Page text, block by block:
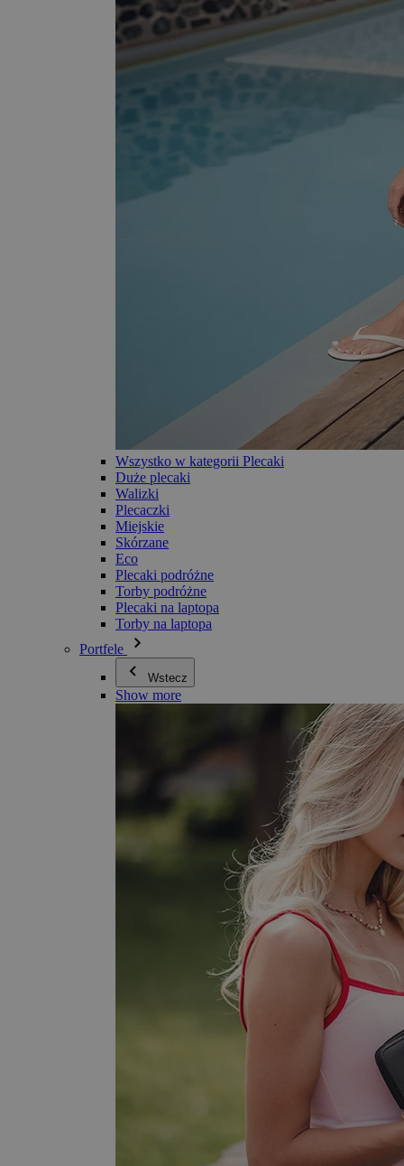
Wszystko w kategorii Plecaki
Duże plecaki
Walizki
Plecaczki
Miejskie
Skórzane
Eco
Plecaki podróżne
Torby podróżne
Plecaki na laptopa
Torby na laptopa
Portfele
Wstecz
Show more